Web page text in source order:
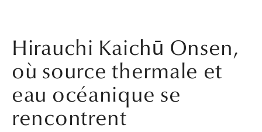
Hirauchi Kaichū Onsen,
où source thermale et
eau océanique se
rencontrent